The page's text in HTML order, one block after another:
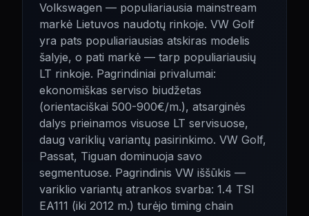
Volkswagen — populiariausia mainstream
markė Lietuvos naudotų rinkoje. VW Golf
yra pats populiariausias atskiras modelis
šalyje, o pati markė — tarp populiariausių
LT rinkoje. Pagrindiniai privalumai:
ekonomiškas serviso biudžetas
(orientaciškai 500-900€/m.), atsarginės
dalys prieinamos visuose LT servisuose,
daug variklių variantų pasirinkimo. VW Golf,
Passat, Tiguan dominuoja savo
segmentuose. Pagrindinis VW iššūkis —
variklio variantų atrankos svarba: 1.4 TSI
EA111 (iki 2012 m.) turėjo timing chain